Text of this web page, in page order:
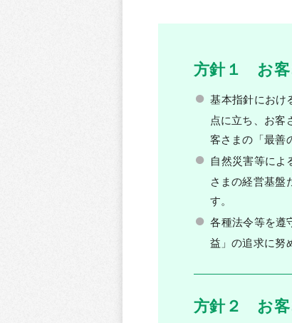
方針１ お客
基本指針におけ
点に立ち、お客
客さまの「最善
自然災害等によ
さまの経営基盤
す。
各種法令等を遵
益」の追求に努
方針２ お客